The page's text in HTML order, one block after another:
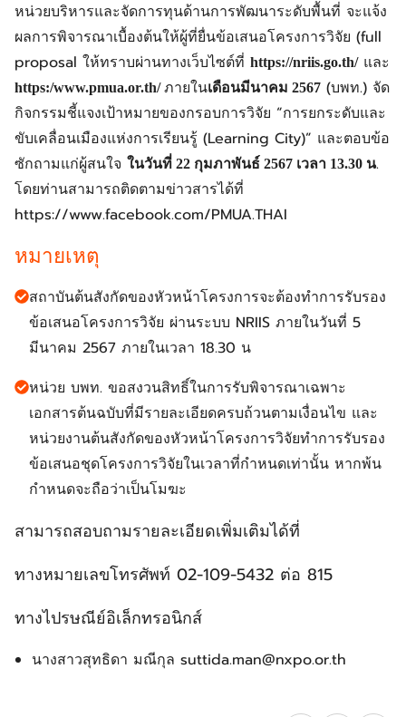
หน่วยบริหารและจัดการทุนด้านการพัฒนาระดับพื้นที่ จะแจ้ง
ผลการพิจารณาเบื้องต้นให้ผู้ที่ยื่นข้อเสนอโครงการวิจัย (full
proposal ให้ทราบผ่านทางเว็บไซต์ที่ https://nriis.go.th/และ
https:/www.pmua.or.th/ภายในเดือนมีนาคม 2567 (บพท.) จัด
กิจกรรมชี้แจงเป้าหมายของกรอบการวิจัย “การยกระดับและ
ขับเคลื่อนเมืองแห่งการเรียนรู้ (Learning City)” และตอบข้อ
ซักถามแก่ผู้สนใจ ในวันที่ 22 กุมภาพันธ์ 2567 เวลา 13.30 น.
โดยท่านสามารถติดตามข่าวสารได้ที่
https://www.facebook.com/PMUA.THAI
หมายเหตุ
สถาบันต้นสังกัดของหัวหน้าโครงการจะต้องทำการรับรอง
ข้อเสนอโครงการวิจัย ผ่านระบบ NRIIS ภายในวันที่ 5
มีนาคม 2567 ภายในเวลา 18.30 น
หน่วย บพท. ขอสงวนสิทธิ์ในการรับพิจารณาเฉพาะ
เอกสารต้นฉบับที่มีรายละเอียดครบถ้วนตามเงื่อนไข และ
หน่วยงานต้นสังกัดของหัวหน้าโครงการวิจัยทำการรับรอง
ข้อเสนอชุดโครงการวิจัยในเวลาที่กำหนดเท่านั้น หากพ้น
กำหนดจะถือว่าเป็นโมฆะ
สามารถสอบถามรายละเอียดเพิ่มเติมได้ที่
ทางหมายเลขโทรศัพท์ 02-109-5432 ต่อ 815
ทางไปรษณีย์อิเล็กทรอนิกส์
นางสาวสุทธิดา มณีกุลsuttida.man@nxpo.or.th